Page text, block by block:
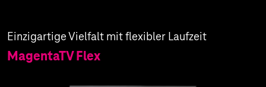
Einzigartige Vielfalt mit flexibler Laufzeit
MagentaTV Flex